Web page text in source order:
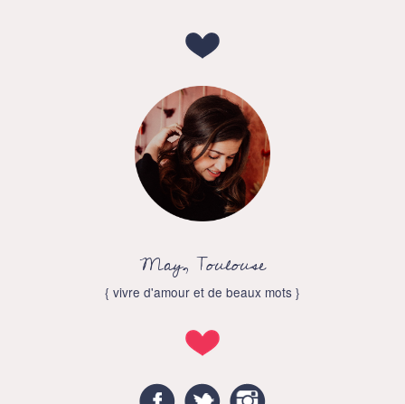
May, Toulouse
{ vivre d'amour et de beaux mots }
FacebookTwitter